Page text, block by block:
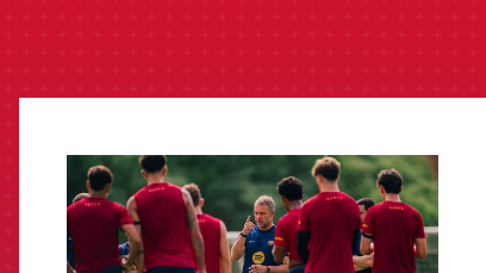
FCB Barcelona badge